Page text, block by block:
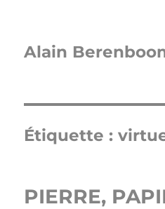
Alain
Étiquette :
PIERRE,